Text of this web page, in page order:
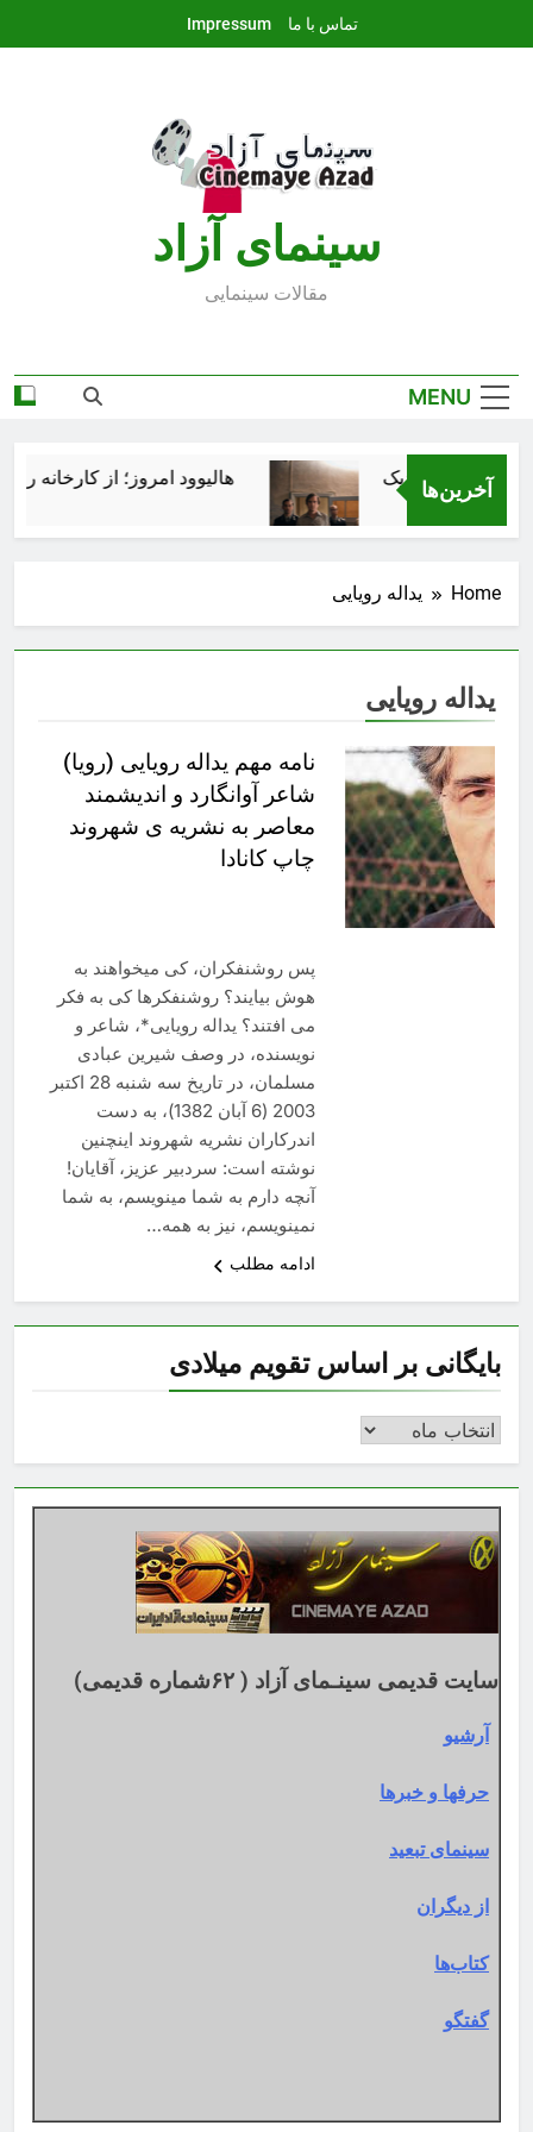
تماس با ما Impressum
سينماى آزاد
مقالات سينمايى
MENU
آخرین‌ها هالیوود امروز؛ از کارخانه
Home یداله رویایی
یداله رویایی
نامه مهم یداله رویایی (رویا)
شاعر آوانگارد و اندیشمند
معاصر به نشریه ی شهروند
چاپ کانادا
پس روشنفكران، كی میخواهند به
هوش بیایند؟ روشنفكرها كی به فكر
می افتند؟ یداله رویایی*، شاعر و
نویسنده، در وصف شیرین عبادی
مسلمان، در تاریخ سه شنبه 28 اکتبر
2003 (6 آبان 1382)، به دست
اندرکاران نشریه شهروند اینچنین
نوشته است: سردبیر عزیز، آقایان!
آنچه دارم به شما مینویسم، به شما
نمینویسم، نیز به همه…
ادامه مطلب
بایگانی بر اساس تقویم میلادی
بایگانی
اساس
تقویم
میلادی
سایت قدیمی سینـمای آزاد ( ۶۲شماره قدیمی)
آرشیو
حرفها و خبرها
سینمای تبعید
از دیگران
کتاب‌ها
گفتگو